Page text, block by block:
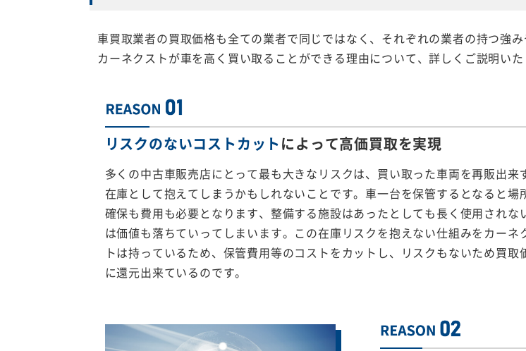
車買取業者の買取価格も全ての業者で同じではなく、それぞれの業者の持つ強
カーネクストが車を高く買い取ることができる理由について、詳しくご説明いた
リスクのないコストカットによって高価買取を実現
多くの中古車販売店にとって最も大きなリスクは、買い取った車両を再販出来ず
在庫として抱えてしまうかもしれないことです。車一台を保管するとなると場
確保も費用も必要となります、整備する施設はあったとしても長く使用されな
は価値も落ちていってしまいます。この在庫リスクを抱えない仕組みをカーネ
トは持っているため、保管費用等のコストをカットし、リスクもないため買取
に還元出来ているのです。